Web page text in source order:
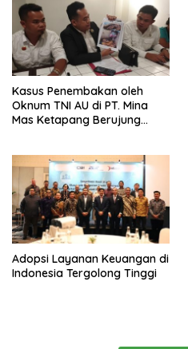
Kasus Penembakan oleh
Oknum TNI AU di PT. Mina
Mas Ketapang Berujung
Adopsi Layanan Keuangan di
Indonesia Tergolong Tinggi